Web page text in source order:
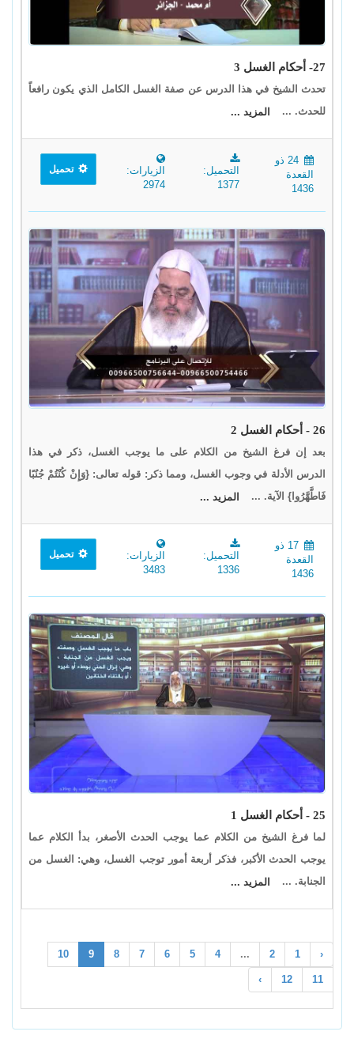
27- أحكام الغسل 3
تحدث الشيخ في هذا الدرس عن صفة الغسل الكامل الذي يكون رافعاً
للحدث. ...
المزيد ...
24 ذو
القعدة
1436
التحميل:
1377
الزيارات:
2974
تحميل
26 - أحكام الغسل 2
بعد إن فرغ الشيخ من الكلام على ما يوجب الغسل، ذكر في هذا
الدرس الأدلة في وجوب الغسل، ومما ذكر: قوله تعالى: {وَإِنْ كُنْتُمْ جُنُبًا
فَاطَّهَّرُوا} الآية. ...
المزيد ...
17 ذو
القعدة
1436
التحميل:
1336
الزيارات:
3483
تحميل
25 - أحكام الغسل 1
لما فرغ الشيخ من الكلام عما يوجب الحدث الأصغر، بدأ الكلام عما
يوجب الحدث الأكبر، فذكر أربعة أمور توجب الغسل، وهي: الغسل من
الجنابة. ...
المزيد ...
‹
1
2
...
4
5
6
7
8
9
10
11
12
›